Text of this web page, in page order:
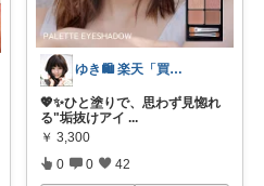
ゆき🛍️ 楽天「買ってよかった」を厳選
💖✨ひと塗りで、思わず見惚れ
る"垢抜けアイ ...
￥ 3,300
0 0 42